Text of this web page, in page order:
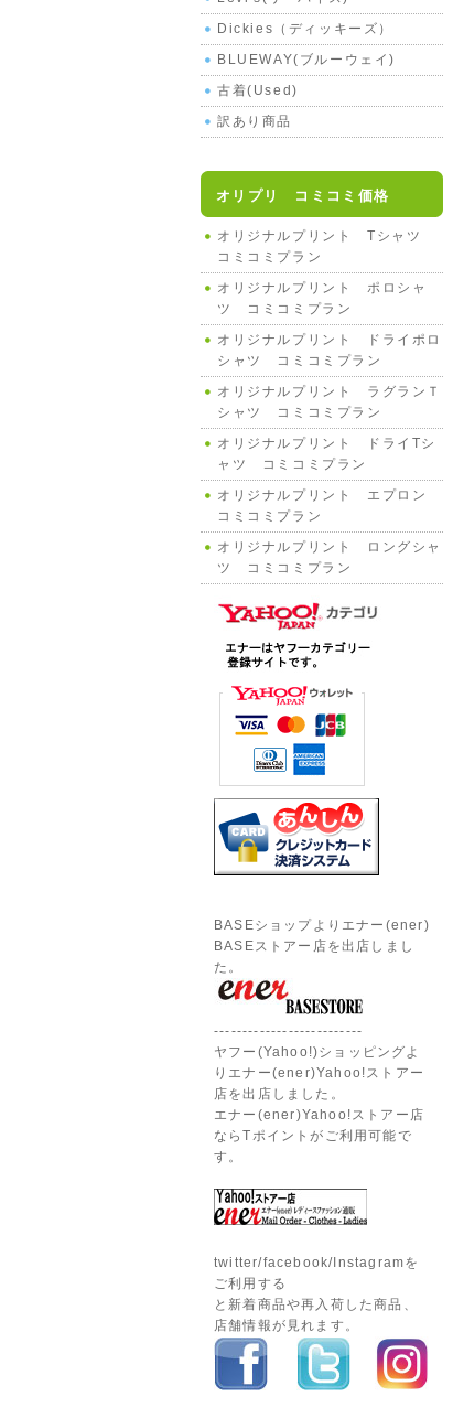
Dickies（ディッキーズ）
BLUEWAY(ブルーウェイ)
古着(Used)
訳あり商品
オリプリ コミコミ価格
オリジナルプリント Tシャツ
コミコミプラン
オリジナルプリント ポロシャ
ツ コミコミプラン
オリジナルプリント ドライポロ
シャツ コミコミプラン
オリジナルプリント ラグランＴ
シャツ コミコミプラン
オリジナルプリント ドライTシ
ャツ コミコミプラン
オリジナルプリント エプロン
コミコミプラン
オリジナルプリント ロングシャ
ツ コミコミプラン
BASEショップよりエナー(ener)
BASEストアー店を出店しまし
た。
--------------------------
ヤフー(Yahoo!)ショッピングよ
りエナー(ener)Yahoo!ストアー
店を出店しました。
エナー(ener)Yahoo!ストアー店
ならTポイントがご利用可能で
す。
twitter/facebook/Instagramを
ご利用する
と新着商品や再入荷した商品、
店舗情報が見れます。